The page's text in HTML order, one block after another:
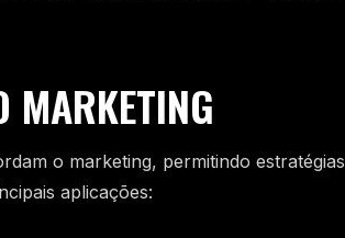
MARKETING
o marketing, permitindo estratégias
aplicações: